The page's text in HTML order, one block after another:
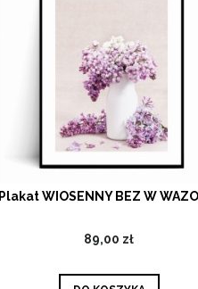
Plakat WIOSENNY BEZ W
89,00 zł